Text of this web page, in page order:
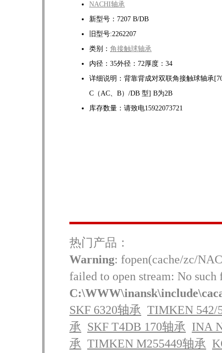
NACHI轴承
新型号：7207 B/DB
旧型号:2262207
类别： 角接触球轴承
内径：35外径：72厚度：34
详细说明：背靠背成对双联角接触球轴承
C（AC、B）/DB 型] B为2B
库存数量：请致电15922073721
热门产品：
Warning: fopen(cache/zc/
failed to open stream: No
SKF 6320轴承 TIMKEN 542/
承 SKF T4DB 170轴承 INA
承 TIMKEN M255449轴承